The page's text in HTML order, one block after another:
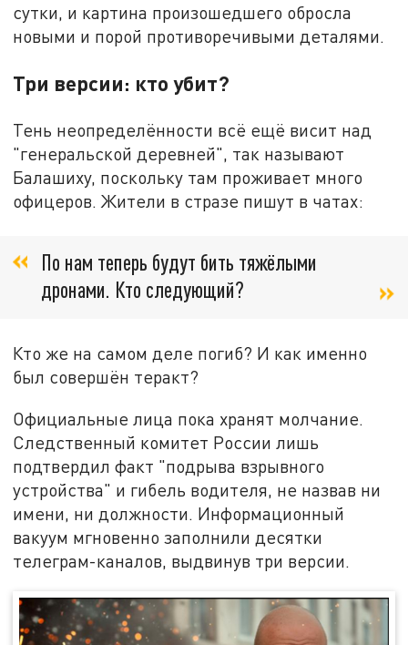
сутки, и картина произошедшего обросла
новыми и порой противоречивыми деталями.
Три версии: кто убит?
Тень неопределённости всё ещё висит над
"генеральской деревней", так называют
Балашиху, поскольку там проживает много
офицеров. Жители в стразе пишут в чатах:
По нам теперь будут бить тяжёлыми
дронами. Кто следующий?
Кто же на самом деле погиб? И как именно
был совершён теракт?
Официальные лица пока хранят молчание.
Следственный комитет России лишь
подтвердил факт "подрыва взрывного
устройства" и гибель водителя, не назвав ни
имени, ни должности. Информационный
вакуум мгновенно заполнили десятки
телеграм-каналов, выдвинув три версии.